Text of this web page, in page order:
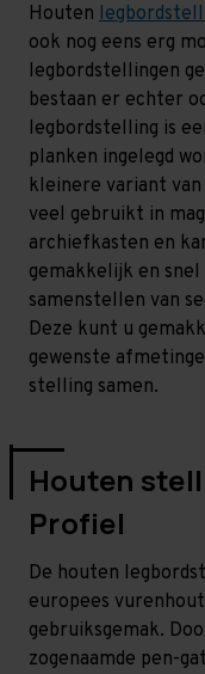
Houten
ook nog eens erg
legbordstellingen
bestaan er echter
legbordstelling is
planken ingelegd
kleinere variant van
veel gebruikt in
archiefkasten en
gemakkelijk en
samenstellen van
Deze kunt u
gewenste
stelling samen.
Houten
Profiel
De houten
europees
gebruiksgemak.
zogenaamde pen-